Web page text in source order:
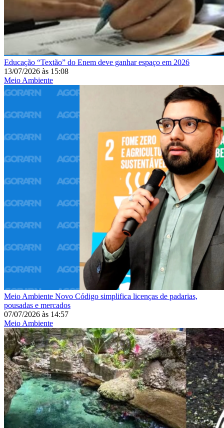
Educação “Textão” do Enem deve ganhar espaço em 2026
13/07/2026 às 15:08
Meio Ambiente
Meio Ambiente Novo Código simplifica licenças de padarias,
pousadas e mercados
07/07/2026 às 14:57
Meio Ambiente